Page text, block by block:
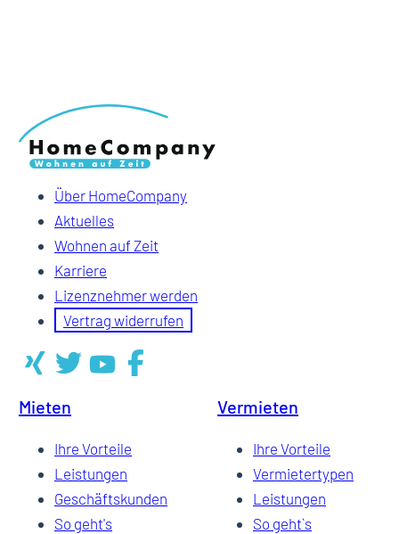
Über HomeCompany
Aktuelles
Wohnen auf Zeit
Karriere
Lizenznehmer werden
Vertrag widerrufen
Mieten
Ihre Vorteile
Leistungen
Geschäftskunden
So geht's
Vermieten
Ihre Vorteile
Vermietertypen
Leistungen
So geht`s